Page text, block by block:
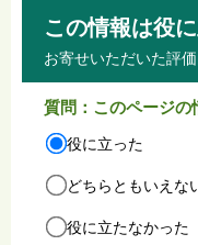
この情報は役
お寄せいただいた評
質問：このページの
役に立った
どちらともいえな
役に立たなかった